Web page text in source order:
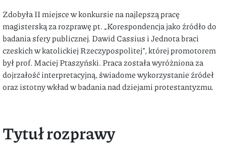
Zdobyła II miejsce w konkursie na najlepszą pracę
magisterską za rozprawę pt. „Korespondencja jako źródło do
badania sfery publicznej. Dawid Cassius i Jednota braci
czeskich w katolickiej Rzeczypospolitej”, której promotorem
był prof. Maciej Ptaszyński. Praca została wyróżniona za
dojrzałość interpretacyjną, świadome wykorzystanie źródeł
oraz istotny wkład w badania nad dziejami protestantyzmu.
Tytuł rozprawy